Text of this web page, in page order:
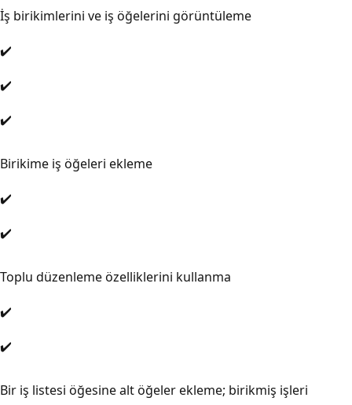
İş birikimlerini ve iş öğelerini görüntüleme
✔️
✔️
✔️
Birikime iş öğeleri ekleme
✔️
✔️
Toplu düzenleme özelliklerini kullanma
✔️
✔️
Bir iş listesi öğesine alt öğeler ekleme; birikmiş işleri